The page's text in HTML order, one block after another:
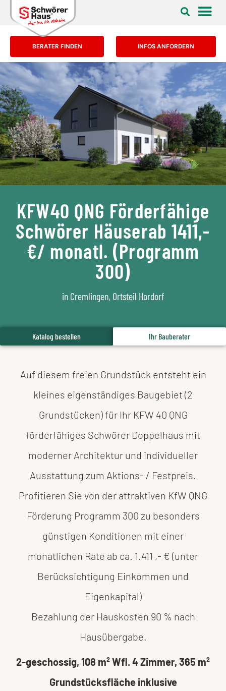
BERATER FINDEN INFOS ANFORDERN
KFW40 QNG Förderfähige
Schwörer Häuserab 1411,-
€/ monatl. (Programm
300)
in Cremlingen, Ortsteil Hordorf
Katalog bestellen Ihr Bauberater
Auf diesem freien Grundstück entsteht ein
kleines eigenständiges Baugebiet (2
Grundstücken) für Ihr KFW 40 QNG
förderfähiges Schwörer Doppelhaus mit
moderner Architektur und individueller
Ausstattung zum Aktions- / Festpreis.
Profitieren Sie von der attraktiven KfW QNG
Förderung Programm 300 zu besonders
günstigen Konditionen mit einer
monatlichen Rate ab ca. 1.411 ,- € (unter
Berücksichtigung Einkommen und
Eigenkapital)
Bezahlung der Hauskosten 90 % nach
Hausübergabe.
2-geschossig, 108 m² Wfl. 4 Zimmer, 365 m²
Grundstücksfläche inklusive